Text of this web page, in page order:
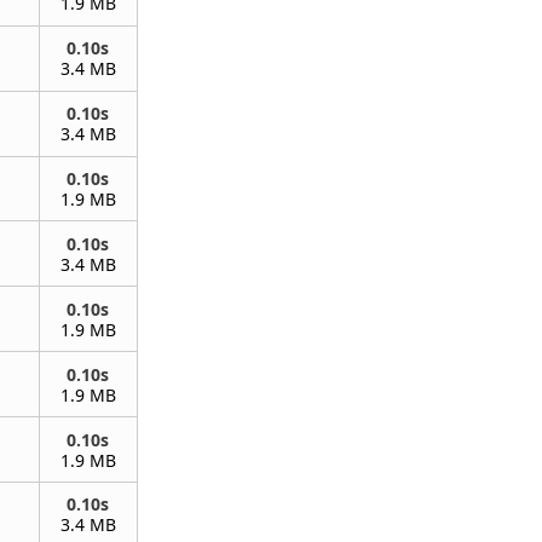
0.10s
3.4 MB
0.10s
3.4 MB
0.10s
1.9 MB
0.10s
3.4 MB
0.10s
1.9 MB
0.10s
1.9 MB
0.10s
1.9 MB
0.10s
3.4 MB